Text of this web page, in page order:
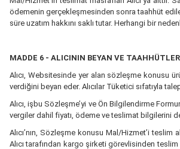
ödemenin gerçekleşmesinden sonra taahhüt
süre uzatım hakkını saklı tutar. Herhangi bir
MADDE 6 - ALICININ BEYAN VE
Alıcı, Websitesinde yer alan sözleşme konusu
verdiğini beyan eder. Alıcılar Tüketici sıfatıyla
Alıcı, işbu Sözleşme’yi ve Ön Bilgilendirme
vergiler dahil fiyatı, ödeme ve teslimat bilgilerini
Alıcı’nın, Sözleşme konusu Mal/Hizmet’i
Alıcı tarafından kargo şirketi görevlisinden